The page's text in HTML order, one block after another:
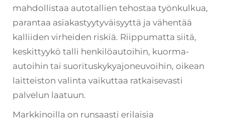
mahdollistaa autotallien tehostaa työnkulkua,
parantaa asiakastyytyväisyyttä ja vähentää
kalliiden virheiden riskiä. Riippumatta siitä,
keskittyykö talli henkilöautoihin, kuorma-
autoihin tai suorituskykyajoneuvoihin, oikean
laitteiston valinta vaikuttaa ratkaisevasti
palvelun laatuun.
Markkinoilla on runsaasti erilaisia